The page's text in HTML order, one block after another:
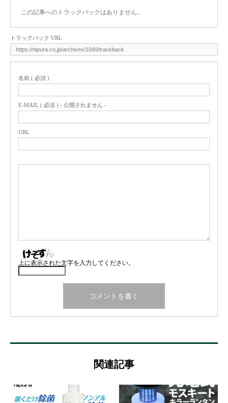
この記事へのトラックバックはありません。
トラックバック URL
名前 ( 必須 )
E-MAIL ( 必須 ) - 公開されません -
URL
上に表示された文字を入力してください。
関連記事